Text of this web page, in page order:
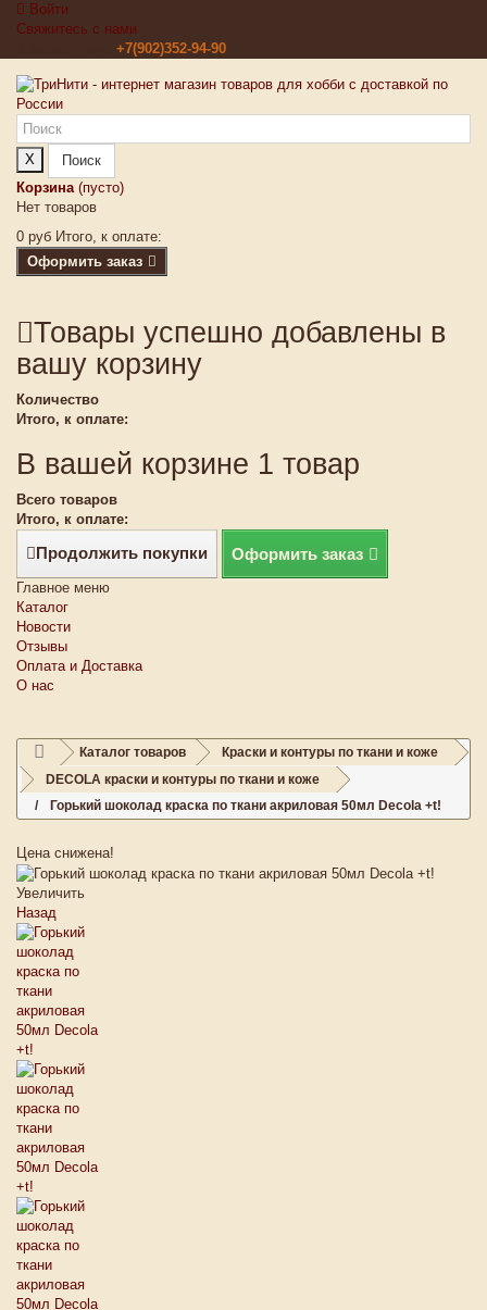
Войти
Свяжитесь с нами
+7(902)352-94-90
X
Поиск
Корзина (пусто)
Нет товаров
0 руб Итого, к оплате:
Оформить заказ
Товары успешно добавлены в
вашу корзину
Количество
Итого, к оплате:
В вашей корзине 1 товар
Всего товаров
Итого, к оплате:
Продолжить покупки Оформить заказ
Главное меню
Каталог
Новости
Отзывы
Оплата и Доставка
О нас
Каталог товаров
Краски и контуры по ткани и коже
DECOLA краски и контуры по ткани и коже
Горький шоколад краска по ткани акриловая 50мл Decola +t!
Цена снижена!
Увеличить
Назад